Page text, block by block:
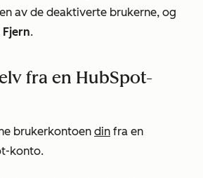
av de deaktiverte brukerne, og
Fjern.
fra en HubSpot-
brukerkontoen din fra en
konto.